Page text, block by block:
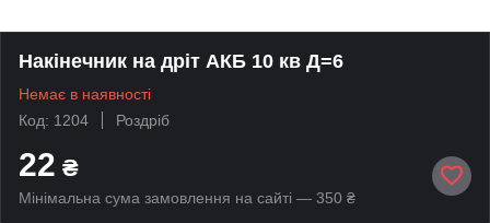
Накінечник на дріт АКБ 10 кв Д=6
Немає в наявності
Код: 1204
Роздріб
22 ₴
Мінімальна сума замовлення на сайті — 350 ₴